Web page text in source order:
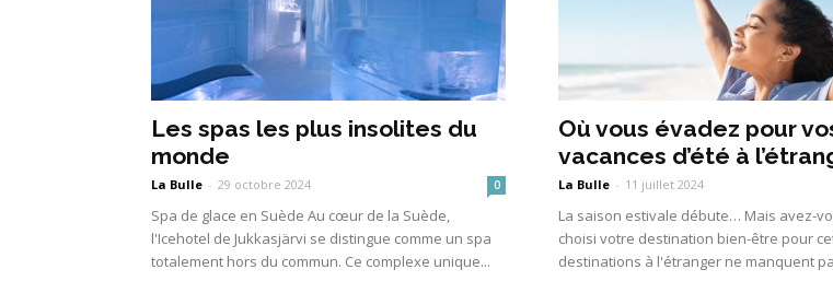
Les spas les plus insolites du
monde
La Bulle - 29 octobre 2024 0
Spa de glace en Suède Au cœur de la Suède,
l'Icehotel de Jukkasjärvi se distingue comme un spa
totalement hors du commun. Ce complexe unique...
Où vous évadez pour
vacances d’été à
La Bulle - 11 juillet 2024
La saison estivale débute… Mais avez-
choisi votre destination bien-être pour
destinations à l'étranger ne manquent